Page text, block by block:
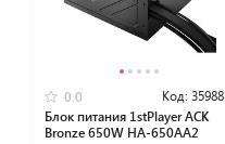
0.0 Код:
Блок питания 1stPlayer ACK
Bronze 650W HA-650AA2